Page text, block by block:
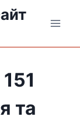
та